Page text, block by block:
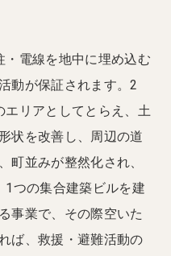
電線を地中に埋め込む
動が保証されます。2
リアとしてとらえ、土
状を改善し、周辺の道
町並みが整然化され、
1つの集合建築ビルを建
事業で、その際空いた
ば、救援・避難活動の